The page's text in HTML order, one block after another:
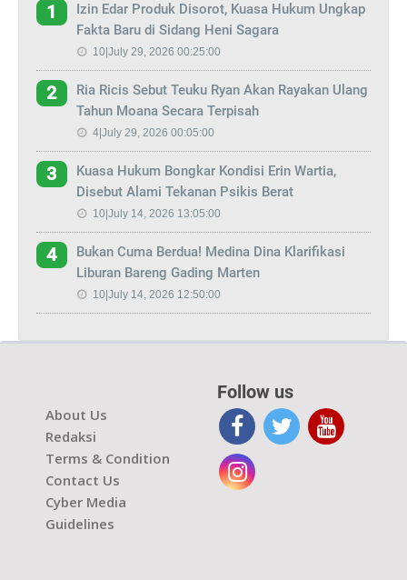
1
Izin Edar Produk Disorot, Kuasa Hukum Ungkap
Fakta Baru di Sidang Heni Sagara
10|July 29, 2026 00:25:00
2
Ria Ricis Sebut Teuku Ryan Akan Rayakan Ulang
Tahun Moana Secara Terpisah
4|July 29, 2026 00:05:00
3
Kuasa Hukum Bongkar Kondisi Erin Wartia,
Disebut Alami Tekanan Psikis Berat
10|July 14, 2026 13:05:00
4
Bukan Cuma Berdua! Medina Dina Klarifikasi
Liburan Bareng Gading Marten
10|July 14, 2026 12:50:00
About Us
Redaksi
Terms & Condition
Contact Us
Cyber Media
Guidelines
Follow us